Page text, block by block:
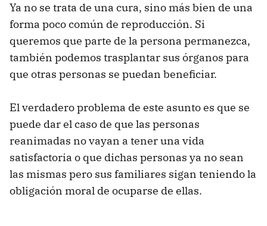
Ya no se trata de una cura, sino más bien de una
forma poco común de reproducción. Si
queremos que parte de la persona permanezca,
también podemos trasplantar sus órganos para
que otras personas se puedan beneficiar.
El verdadero problema de este asunto es que se
puede dar el caso de que las personas
reanimadas no vayan a tener una vida
satisfactoria o que dichas personas ya no sean
las mismas pero sus familiares sigan teniendo la
obligación moral de ocuparse de ellas.